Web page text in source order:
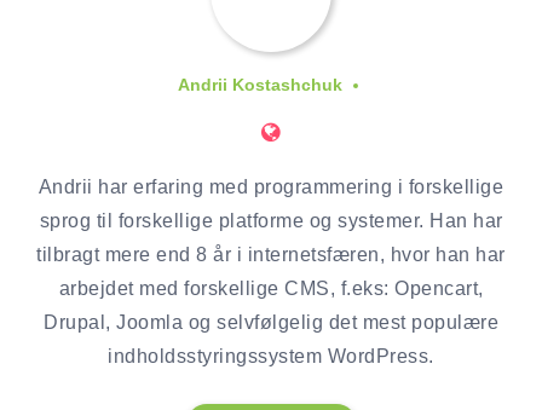
Andrii Kostashchuk
Andrii har erfaring med programmering i forskellige
sprog til forskellige platforme og systemer. Han har
tilbragt mere end 8 år i internetsfæren, hvor han har
arbejdet med forskellige CMS, f.eks: Opencart,
Drupal, Joomla og selvfølgelig det mest populære
indholdsstyringssystem WordPress.